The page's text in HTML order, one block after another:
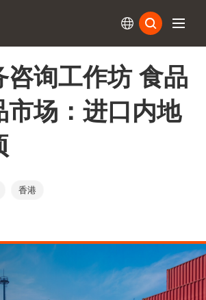
咨询工作坊 食品
市场：进口内地
香港